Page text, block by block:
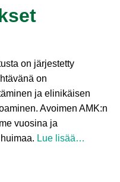
on järjestetty
on
ja elinikäisen
Avoimen AMK:n
vuosina ja
Lue lisää…